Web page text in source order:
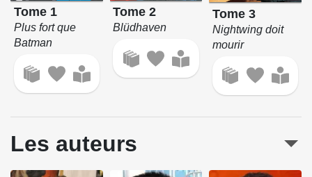
Tome 1
Plus fort que
Batman
Tome 2
Blüdhaven
Tome 3
Nightwing doit
mourir
Les auteurs